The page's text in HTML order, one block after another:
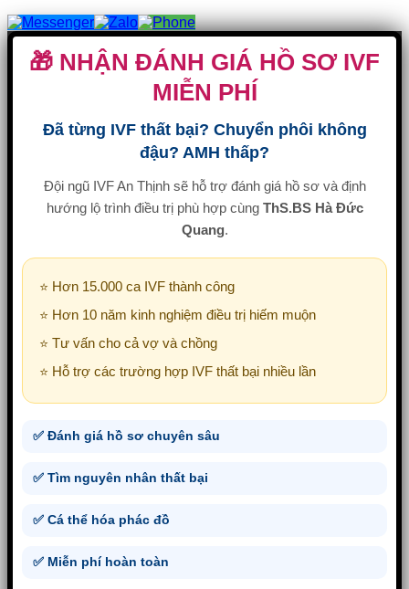
🎁 NHẬN ĐÁNH GIÁ HỒ SƠ IVF
MIỄN PHÍ
Đã từng IVF thất bại? Chuyển phôi không
đậu? AMH thấp?
Đội ngũ IVF An Thịnh sẽ hỗ trợ đánh giá hồ sơ và định
hướng lộ trình điều trị phù hợp cùng ThS.BS Hà Đức
Quang.
⭐ Hơn 15.000 ca IVF thành công
⭐ Hơn 10 năm kinh nghiệm điều trị hiếm muộn
⭐ Tư vấn cho cả vợ và chồng
⭐ Hỗ trợ các trường hợp IVF thất bại nhiều lần
✅ Đánh giá hồ sơ chuyên sâu
✅ Tìm nguyên nhân thất bại
✅ Cá thể hóa phác đồ
✅ Miễn phí hoàn toàn